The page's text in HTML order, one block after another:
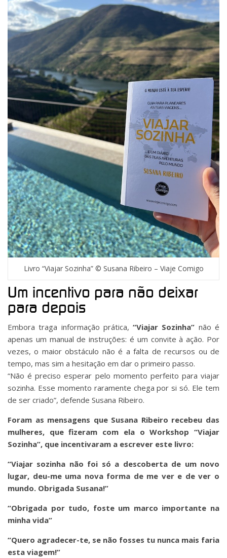
Livro “Viajar Sozinha” © Susana Ribeiro – Viaje Comigo
Um incentivo para não deixar
para depois
Embora traga informação prática,“Viajar Sozinha” não é
apenas um manual de instruções: é um convite à ação. Por
vezes, o maior obstáculo não é a falta de recursos ou de
tempo, mas sim a hesitação em dar o primeiro passo.
“Não é preciso esperar pelo momento perfeito para viajar
sozinha. Esse momento raramente chega por si só. Ele tem
de ser criado”, defende Susana Ribeiro.
Foram as mensagens que Susana Ribeiro recebeu das
mulheres, que fizeram com ela o Workshop “Viajar
Sozinha”, que incentivaram a escrever este livro:
“Viajar sozinha não foi só a descoberta de um novo
lugar, deu-me uma nova forma de me ver e de ver o
mundo. Obrigada Susana!”
“Obrigada por tudo, foste um marco importante na
minha vida”
“Quero agradecer-te, se não fosses tu nunca mais faria
esta viagem!”